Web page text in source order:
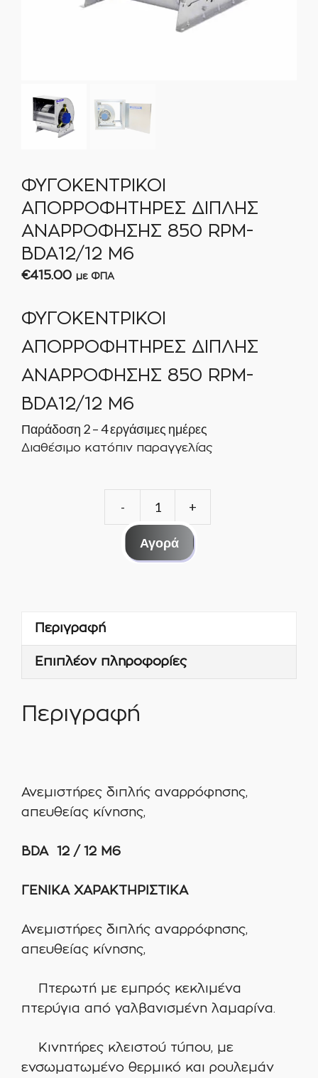
ΦΥΓΟΚΕΝΤΡΙΚΟΙ
ΑΠΟΡΡΟΦΗΤΗΡΕΣ ΔΙΠΛΗΣ
ΑΝΑΡΡΟΦΗΣΗΣ 850 RPM-
BDA12/12 M6
€415.00 με ΦΠΑ
ΦΥΓΟΚΕΝΤΡΙΚΟΙ
ΑΠΟΡΡΟΦΗΤΗΡΕΣ ΔΙΠΛΗΣ
ΑΝΑΡΡΟΦΗΣΗΣ 850 RPM-
BDA12/12 M6
Παράδοση 2 – 4 εργάσιμες ημέρες
Διαθέσιμο κατόπιν παραγγελίας
Αγορά
Περιγραφή
Επιπλέον πληροφορίες
Περιγραφή
Ανεμιστήρες διπλής αναρρόφησης,
απευθείας κίνησης,
BDA 12 / 12 M6
ΓΕΝΙΚΑ ΧΑΡΑΚΤΗΡΙΣΤΙΚΑ
Ανεμιστήρες διπλής αναρρόφησης,
απευθείας κίνησης,
Πτερωτή με εμπρός κεκλιμένα
πτερύγια από γαλβανισμένη λαμαρίνα.
Κινητήρες κλειστού τύπου, με
ενσωματωμένο θερμικό και ρουλεμάν